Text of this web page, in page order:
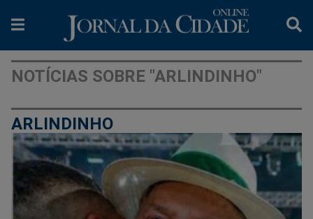
NOTÍCIAS SOBRE "ARLINDINHO"
ARLINDINHO